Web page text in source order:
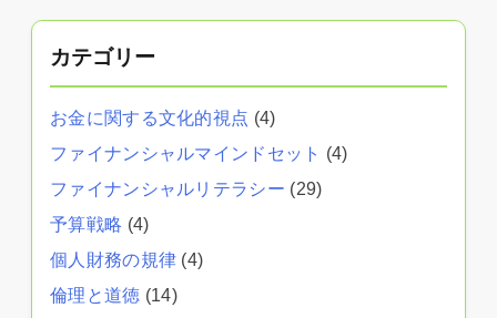
カテゴリー
お金に関する文化的視点 (4)
ファイナンシャルマインドセット (4)
ファイナンシャルリテラシー (29)
予算戦略 (4)
個人財務の規律 (4)
倫理と道徳 (14)